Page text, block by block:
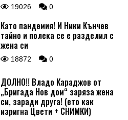
19026 0
Като пандемия! И Ники Кънчев
тайно и полека се е разделил с
жена си
18872 0
ДОЛНО!! Владо Караджов от
„Бригада Нов дом“ заряза жена
си, заради друга! (ето как
изригна Цвети + СНИМКИ)